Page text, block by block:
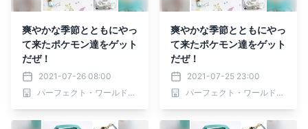
爽やかな季節とともにやっ
て来たポケモン達をゲット
だぜ！
2021-07-26 08:00
パーフェクト・ワールド株式会社
爽やかな季節とともにやっ
て来たポケモン達をゲット
だぜ！
2021-07-25 23:00
パーフェクト・ワールド株式会社